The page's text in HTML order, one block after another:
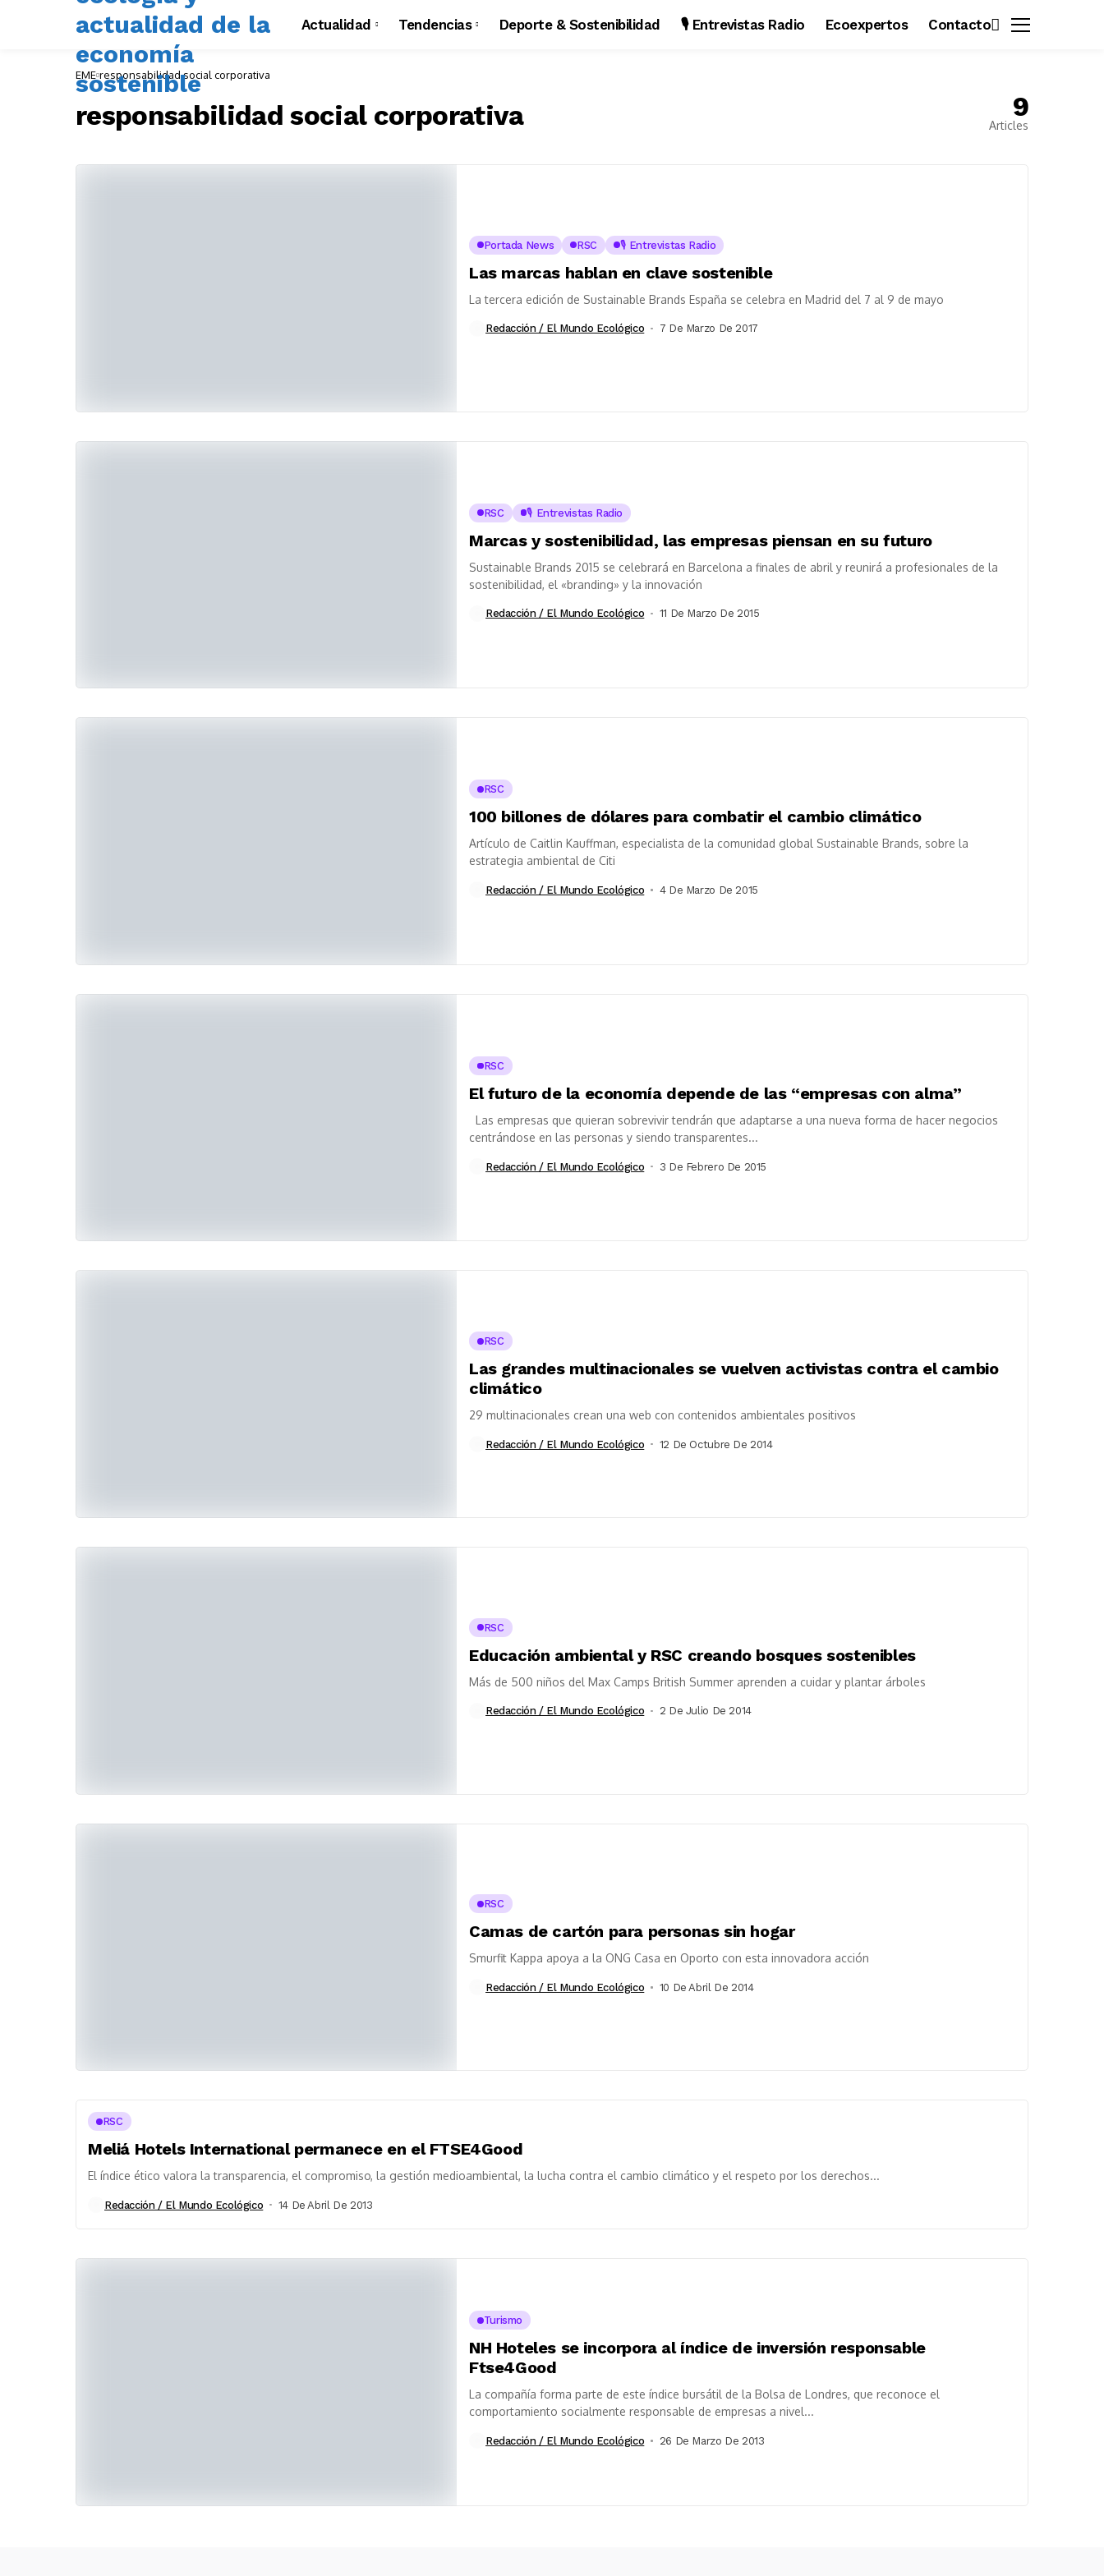
Actualidad Tendencias Deporte & Sostenibilidad 🎙️ Entrevistas Radio Ecoexpertos Contacto
EME responsabilidad social corporativa
responsabilidad social corporativa 9
Articles
Portada News RSC 🎙️ Entrevistas Radio
Las marcas hablan en clave sostenible
La tercera edición de Sustainable Brands España se celebra en Madrid del 7 al 9 de mayo
Redacción / El Mundo Ecológico 7 De Marzo De 2017
RSC 🎙️ Entrevistas Radio
Marcas y sostenibilidad, las empresas piensan en su futuro
Sustainable Brands 2015 se celebrará en Barcelona a finales de abril y reunirá a profesionales de la
sostenibilidad, el «branding» y la innovación
Redacción / El Mundo Ecológico 11 De Marzo De 2015
RSC
100 billones de dólares para combatir el cambio climático
Artículo de Caitlin Kauffman, especialista de la comunidad global Sustainable Brands, sobre la
estrategia ambiental de Citi
Redacción / El Mundo Ecológico 4 De Marzo De 2015
RSC
El futuro de la economía depende de las “empresas con alma”
Las empresas que quieran sobrevivir tendrán que adaptarse a una nueva forma de hacer negocios
centrándose en las personas y siendo transparentes...
Redacción / El Mundo Ecológico 3 De Febrero De 2015
RSC
Las grandes multinacionales se vuelven activistas contra el cambio
climático
29 multinacionales crean una web con contenidos ambientales positivos
Redacción / El Mundo Ecológico 12 De Octubre De 2014
RSC
Educación ambiental y RSC creando bosques sostenibles
Más de 500 niños del Max Camps British Summer aprenden a cuidar y plantar árboles
Redacción / El Mundo Ecológico 2 De Julio De 2014
RSC
Camas de cartón para personas sin hogar
Smurfit Kappa apoya a la ONG Casa en Oporto con esta innovadora acción
Redacción / El Mundo Ecológico 10 De Abril De 2014
RSC
Meliá Hotels International permanece en el FTSE4Good
El índice ético valora la transparencia, el compromiso, la gestión medioambiental, la lucha contra el cambio climático y el respeto por los derechos...
Redacción / El Mundo Ecológico 14 De Abril De 2013
Turismo
NH Hoteles se incorpora al índice de inversión responsable
Ftse4Good
La compañía forma parte de este índice bursátil de la Bolsa de Londres, que reconoce el
comportamiento socialmente responsable de empresas a nivel...
Redacción / El Mundo Ecológico 26 De Marzo De 2013